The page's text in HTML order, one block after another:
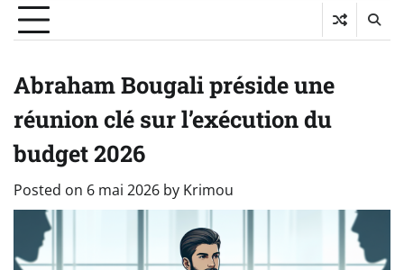
Abraham Bougali préside une
réunion clé sur l’exécution du
budget 2026
Posted on 6 mai 2026 by Krimou